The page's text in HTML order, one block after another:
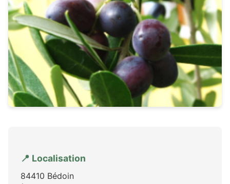
📍 Localisation
84410 Bédoin